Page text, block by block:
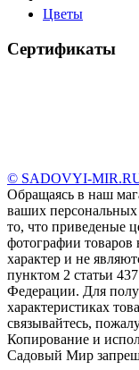
Цветы
Сертификаты
© SADOVYI-
Обращаясь в наш
ваших
то, что пpиведеные
фотографии товаров
харaктер и не
пунктoм 2 стaтьи
Федерации. Для
харaктеристиках
связывaйтесь,
Копирование и
Садовый Мир